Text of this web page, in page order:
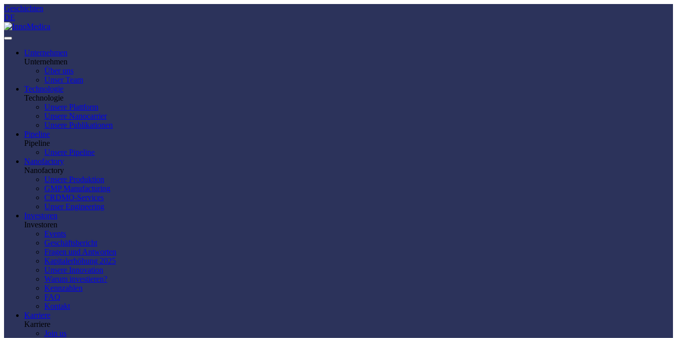
Geschichten
DE
Unternehmen
Unternehmen
Über uns
Unser Team
Technologie
Technologie
Unsere Plattform
Unsere Nanocarrier
Unsere Publikationen
Pipeline
Pipeline
Unsere Pipeline
Nanofactory
Nanofactory
Unsere Produktion
GMP Manufacturing
CRDMO-Services
Unser Engineering
Investoren
Investoren
Events
Geschäftsbericht
Fragen und Antworten
Kapitalerhöhung 2025
Unsere Innovation
Warum investieren?
Kennzahlen
FAQ
Kontakt
Karriere
Karriere
Join us